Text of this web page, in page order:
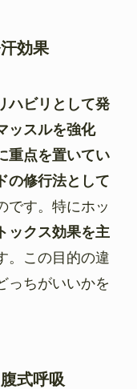
効果
ハビリとして発
ッスルを強化
重点を置いてい
の修行法として
です。特にホッ
ックス効果を主
。この目的の違
っちがいいかを
式呼吸